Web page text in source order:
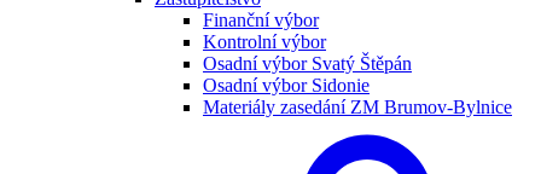
Finanční výbor
Kontrolní výbor
Osadní výbor Svatý Štěpán
Osadní výbor Sidonie
Materiály zasedání ZM Brumov-Bylnice